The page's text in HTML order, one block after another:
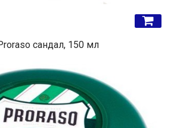
сандал, 150 мл